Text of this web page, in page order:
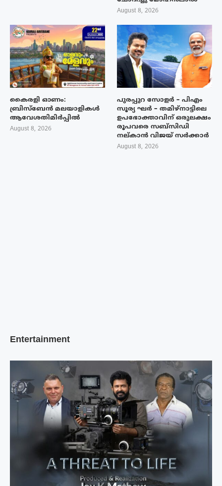
August 8, 2026
കൈരളി ഓണം:
ബ്രിസ്ബേൻ മലയാളികൾ
ആവേശതിമിർപ്പിൽ
August 8, 2026
പുരപ്പുറ സോളർ – പിഎം
സൂര്യ ഘർ – തമിഴ്നാട്ടിലെ
ഉപഭോക്താവിന് ഒരുലക്ഷം
രൂപവരെ സബ്സിഡി
നല്കാൻ വിജയ് സർക്കാർ
August 8, 2026
Entertainment